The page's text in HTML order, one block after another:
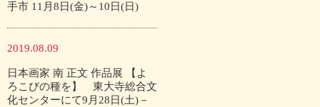
手市 11月8日(金)～10日(日)
2019.08.09
日本画家 南 正文 作品展 【よ
ろこびの種を】 東大寺総合文
化センターにて9月28日(土)－